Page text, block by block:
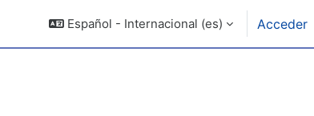
Español - Internacional ‎(es)‎ Acceder